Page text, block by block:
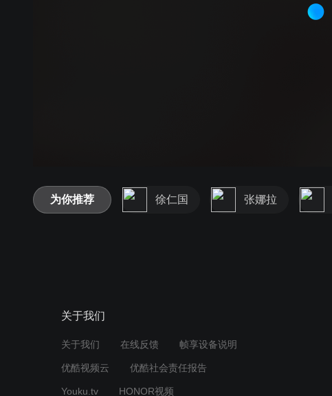
[9.20.3]很抱歉出现播放错
为你推荐 徐仁国 张娜拉
关于我们
关于我们 在线反馈 帧享设备说明
优酷视频云 优酷社会责任报告
Youku.tv HONOR视频